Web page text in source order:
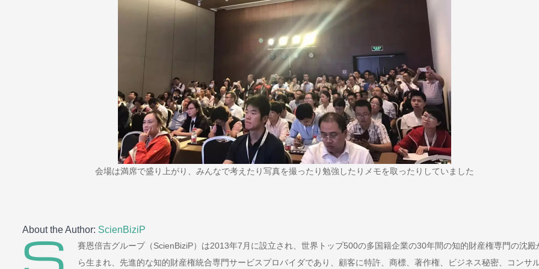
会場は満席で盛り上がり、みんなで考えたり写真を撮ったり勉強したりメモを取ったりしていました
About the Author: ScienBiziP
賽恩倍吉グループ（ScienBiziP）は2013年7月に設立され、世界トップ500の多国籍企業の30年間の知的財産権専門の沈殿
ら生まれ、先進的な知的財産権統合専門サービスプロバイダであり、顧客に特許、商標、著作権、ビジネス秘密、コンサ